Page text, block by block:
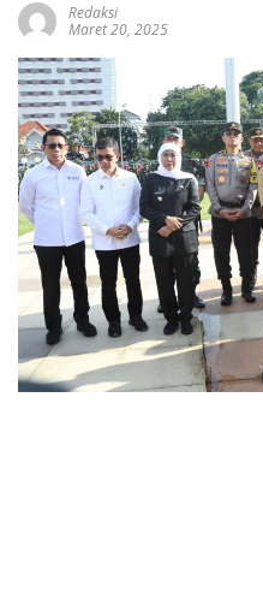
Redaksi
Maret 20, 2025